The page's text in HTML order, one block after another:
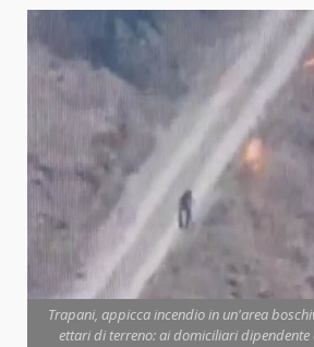
Trapani, appicca incendio in un'area
ettari di terreno: ai domiciliari dipendente